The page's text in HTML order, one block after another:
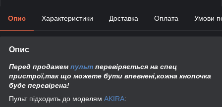
Опис Характеристики Доставка Оплата Умови
Опис
Перед продажем пульт перевіряється на спец
пристрої,так що можете бути впевнені,кожна кнопочка
буде перевірена!
Пульт підходить до моделям AKIRA: